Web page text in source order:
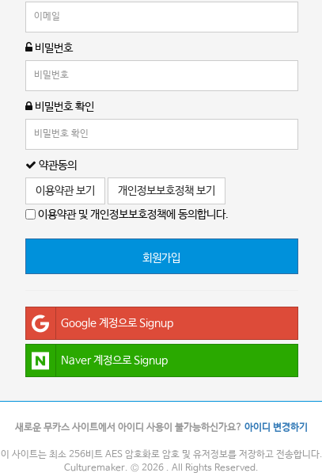
비밀번호
비밀번호 확인
약관동의
이용약관 보기
개인정보보호정책 보기
이용약관 및 개인정보보호정책에 동의합니다.
회원가입
Google 계정으로 Signup
Naver 계정으로 Signup
새로운 무카스 사이트에서 아이디 사용이 불가능하신가요? 아이디 변경하기
이 사이트는 최소 256비트 AES 암호화로 암호 및 유저정보를 저장하고 전송합니다.
Culturemaker. © 2026 . All Rights Reserved.